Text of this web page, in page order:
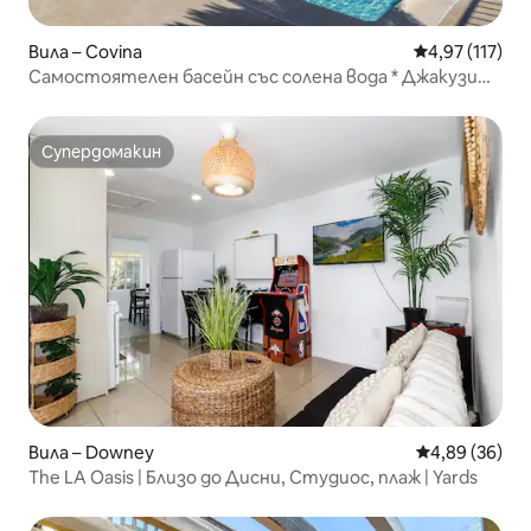
Вила – Covina Средна
4,97 (117)
Самостоятелен басейн със солена вода * Джакузи
Супердомакин
Супердомакин
Вила – Downey Средна
4,89 (36)
The LA Oasis | Близо до Дисни, Студиос, плаж | Yards